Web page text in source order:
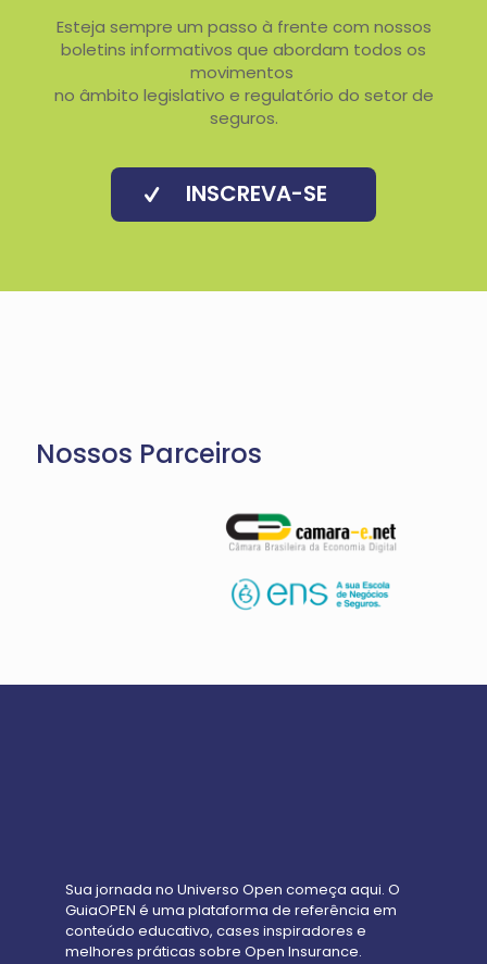
Esteja sempre um passo à frente com nossos
boletins informativos que abordam todos os
movimentos
no âmbito legislativo e regulatório do setor de
seguros.
INSCREVA-SE
Nossos Parceiros
Sua jornada no Universo Open começa aqui. O
GuiaOPEN é uma plataforma de referência em
conteúdo educativo, cases inspiradores e
melhores práticas sobre Open Insurance.